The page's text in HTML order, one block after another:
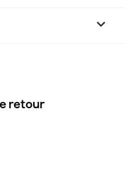
keyboard_arrow_down
retour